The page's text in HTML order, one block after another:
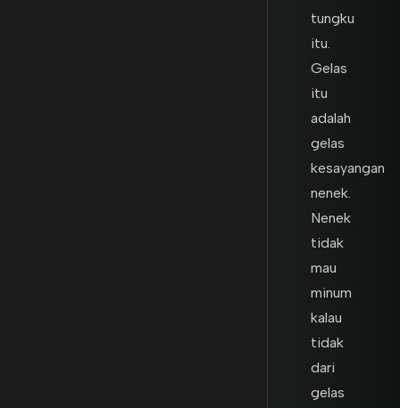
tungku
itu.
Gelas
itu
adalah
gelas
kesayangan
nenek.
Nenek
tidak
mau
minum
kalau
tidak
dari
gelas